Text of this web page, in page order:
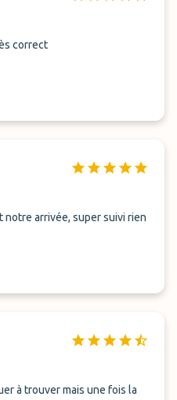
correct
notre arrivée, super suivi rien
à trouver mais une fois la